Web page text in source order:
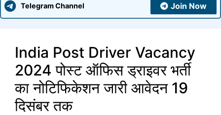
Telegram Channel Join Now
India Post Driver Vacancy
2024 पोस्ट ऑफिस ड्राइवर भर्ती
का नोटिफिकेशन जारी आवेदन 19
दिसंबर तक